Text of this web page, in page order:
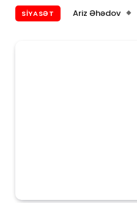
SIYASƏT Ariz Əhədov